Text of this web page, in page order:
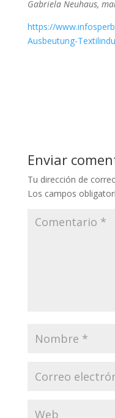
Gabriela Neuhaus,
https://
Ausbeutung-
Enviar
Tu dirección de
Los campos